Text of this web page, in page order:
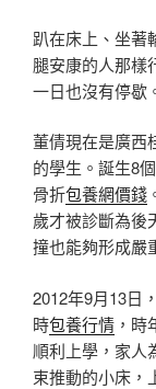
趴在床上、坐
腿安康的人那樣
一日也沒有停歇
董倩現在是廣西
的學生。誕生8
骨折包養網價錢
歲才被診斷為後
撞也能夠形成嚴
2012年9月13日
時包養行情 ，
順利上學，家人
束推動的小床，